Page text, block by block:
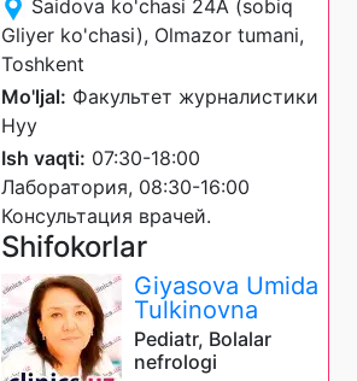
Saidova ko'chasi 24A (sobiq
Gliyer ko'chasi), Olmazor tumani,
Toshkent
Mo'ljal: Факультет журналистики
Нуу
Ish vaqti: 07:30-18:00
Лаборатория, 08:30-16:00
Консультация врачей.
Shifokorlar
Giyasova Umida
Tulkinovna
Pediatr, Bolalar
nefrologi